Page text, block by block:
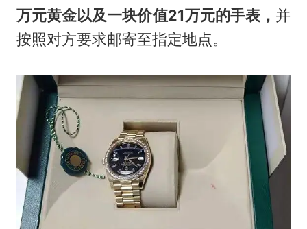
万元黄金以及一块价值21万元的手表， 并
按照对方要求邮寄至指定地点。